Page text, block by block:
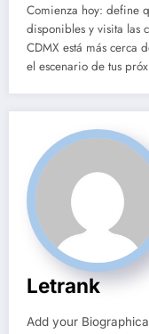
Comienza hoy: define
disponibles y visita las
CDMX está más cerca
el escenario de tus
Letrank
Add your